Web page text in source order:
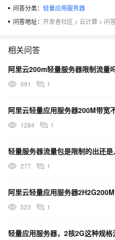
问答分类： 轻量应用服务器
问答地址： 开发者社区 > 云计算 > 问
相关问答
阿里云200m轻量服务器限制流量
691 1
阿里云轻量应用服务器200M带宽
1284 1
轻量服务器流量包是限制的出还是
277 1
阿里云轻量应用服务器
523 1
轻量应用服务器，2核2G这种规格